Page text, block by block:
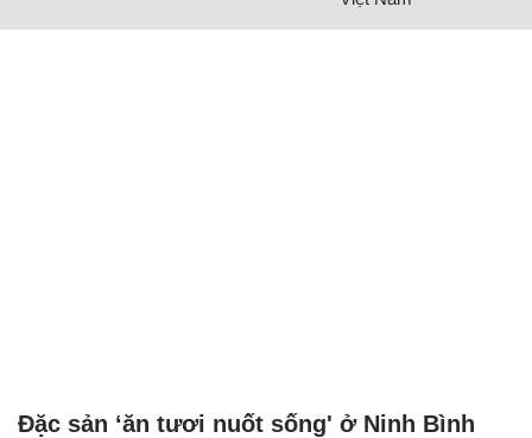
Đặc sản ‘ăn tươi nuốt sống' ở Ninh Bình